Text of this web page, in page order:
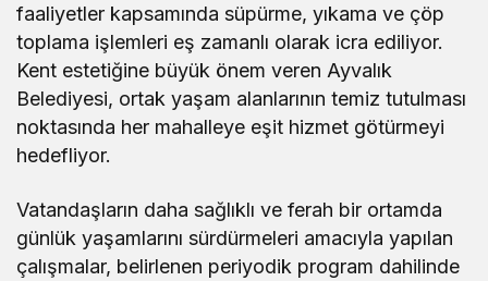
faaliyetler kapsamında süpürme, yıkama ve çöp
toplama işlemleri eş zamanlı olarak icra ediliyor.
Kent estetiğine büyük önem veren Ayvalık
Belediyesi, ortak yaşam alanlarının temiz tutulması
noktasında her mahalleye eşit hizmet götürmeyi
hedefliyor.
Vatandaşların daha sağlıklı ve ferah bir ortamda
günlük yaşamlarını sürdürmeleri amacıyla yapılan
çalışmalar, belirlenen periyodik program dahilinde